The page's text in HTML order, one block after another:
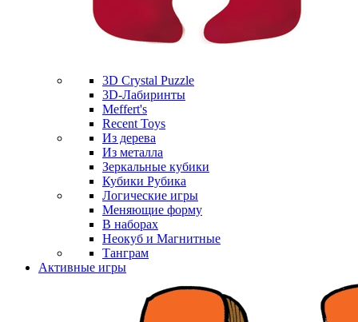
3D Crystal Puzzle
3D-Лабиринты
Meffert's
Recent Toys
Из дерева
Из металла
Зеркальные кубики
Кубики Рубика
Логические игры
Меняющие форму
В наборах
Неокуб и Магнитные
Танграм
Активные игры